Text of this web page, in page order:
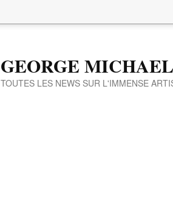
GEORGE
TOUTES LES NEWS SUR L'IMMENSE